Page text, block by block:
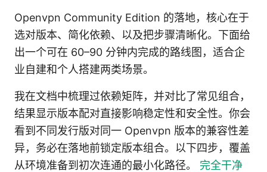
Openvpn Community Edition 的落地，核心在于
选对版本、简化依赖、以及把步骤清晰化。下面给
出一个可在 60–90 分钟内完成的路线图，适合企
业自建和个人搭建两类场景。
我在文档中梳理过依赖矩阵，并对比了常见组合，
结果显示版本配对直接影响稳定性和安全性。你会
看到不同发行版对同一 Openvpn 版本的兼容性差
异，务必在落地前锁定版本组合。以下四步，覆盖
从环境准备到初次连通的最小化路径。 完全干净